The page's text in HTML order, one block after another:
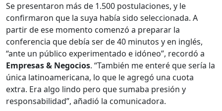
Se presentaron más de 1.500 postulaciones, y le
confirmaron que la suya había sido seleccionada. A
partir de ese momento comenzó a preparar la
conferencia que debía ser de 40 minutos y en inglés,
“ante un público experimentado e idóneo”, recordó a
Empresas & Negocios. “También me enteré que sería la
única latinoamericana, lo que le agregó una cuota
extra. Era algo lindo pero que sumaba presión y
responsabilidad”, añadió la comunicadora.